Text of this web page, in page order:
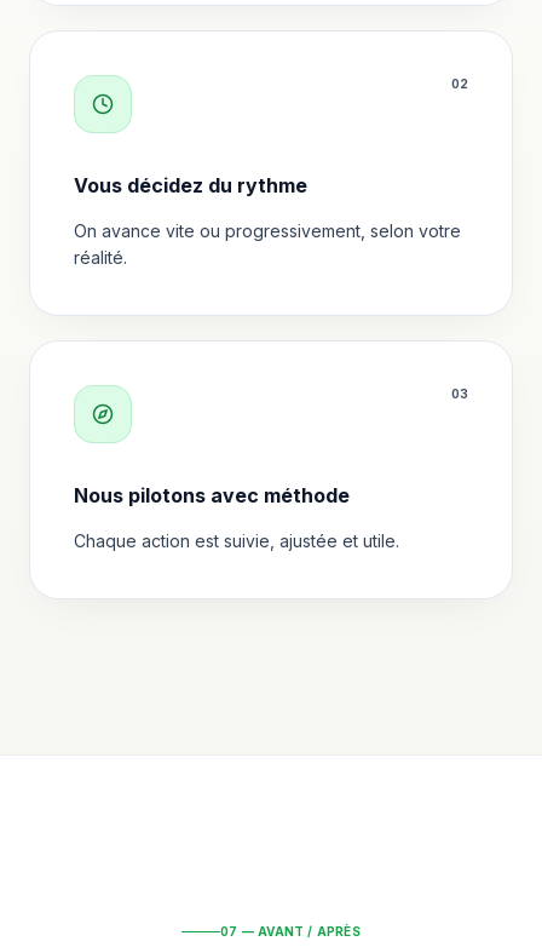
02
Vous décidez du rythme
On avance vite ou progressivement, selon votre
réalité.
03
Nous pilotons avec méthode
Chaque action est suivie, ajustée et utile.
07 — AVANT / APRÈS